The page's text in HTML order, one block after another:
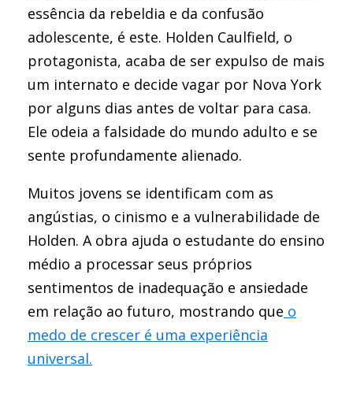
essência da rebeldia e da confusão
adolescente, é este. Holden Caulfield, o
protagonista, acaba de ser expulso de mais
um internato e decide vagar por Nova York
por alguns dias antes de voltar para casa.
Ele odeia a falsidade do mundo adulto e se
sente profundamente alienado.
Muitos jovens se identificam com as
angústias, o cinismo e a vulnerabilidade de
Holden. A obra ajuda o estudante do ensino
médio a processar seus próprios
sentimentos de inadequação e ansiedade
em relação ao futuro, mostrando que o
medo de crescer é uma experiência
universal.